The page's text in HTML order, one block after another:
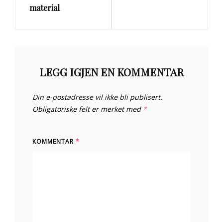
material
LEGG IGJEN EN KOMMENTAR
Din e-postadresse vil ikke bli publisert.
Obligatoriske felt er merket med *
KOMMENTAR *